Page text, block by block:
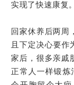
实现了快速康复。
回家休养后两周
且下定决心要作
家后，很多亲戚
正常人一样锻炼